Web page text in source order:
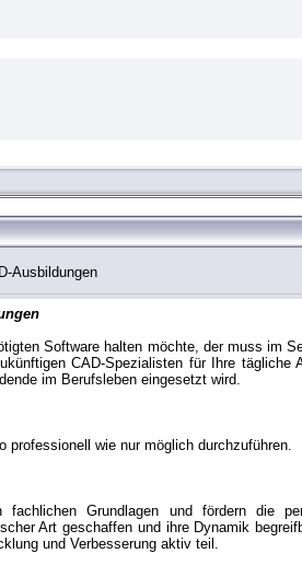
Ausbildungen
Software halten möchte, der muss im
CAD-Spezialisten für Ihre
im Berufsleben eingesetzt wird.
professionell wie nur möglich durchzuführen.
fachlichen Grundlagen und fördern die
Art geschaffen und ihre Dynamik
und Verbesserung aktiv teil.